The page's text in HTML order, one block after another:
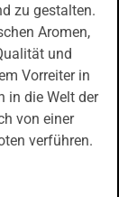
zu gestalten.
Aromen,
und
Vorreiter in
in die Welt der
von einer
verführen.